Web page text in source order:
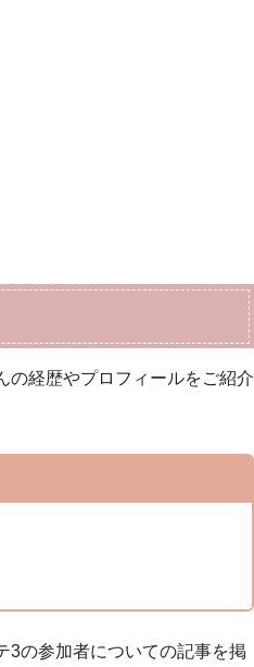
の経歴やプロフィールをご紹介
3の参加者についての記事を掲